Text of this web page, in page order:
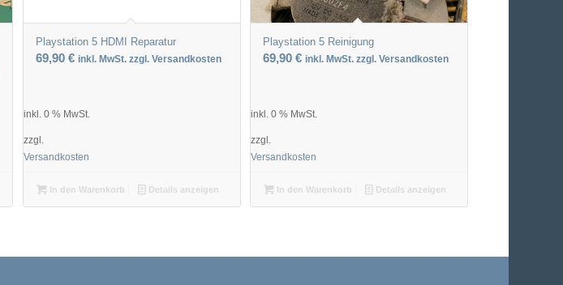
Playstation 5 HDMI Reparatur
69,90 € inkl. MwSt. zzgl. Versandkosten
inkl. 0 % MwSt.
zzgl.
Versandkosten
In den Warenkorb Details anzeigen
Playstation 5 Reinigung
69,90 € inkl. MwSt. zzgl. Versandkosten
inkl. 0 % MwSt.
zzgl.
Versandkosten
In den Warenkorb Details anzeigen